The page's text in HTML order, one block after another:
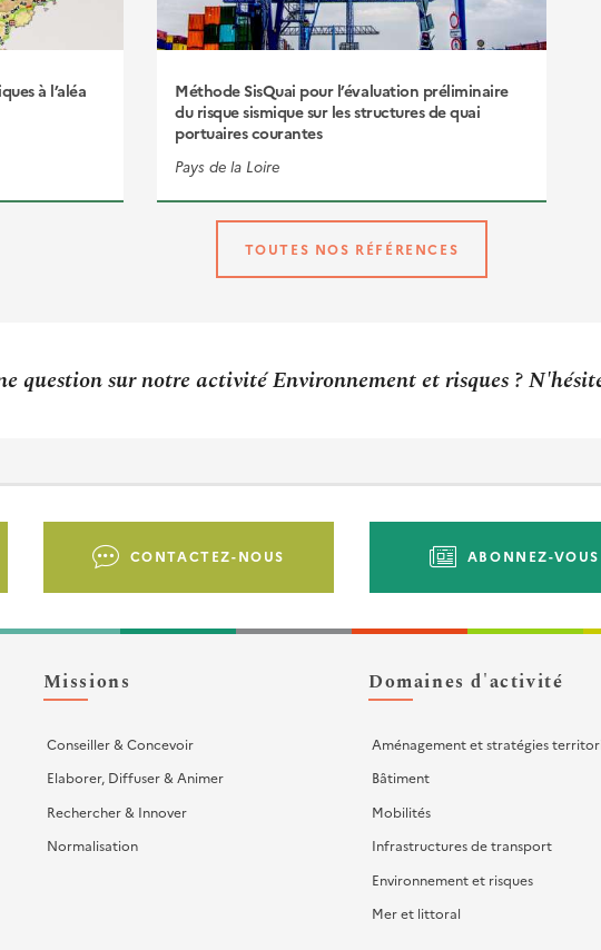
à l’aléa
Méthode SisQuai pour l’évaluation préliminaire
du risque sismique sur les structures de quai
portuaires courantes
Pays de la Loire
TOUTES NOS RÉFÉRENCES
question sur notre activité Environnement et risques ?
CONTACTEZ-NOUS ABONNEZ-VOUS
Missions
Conseiller & Concevoir
Elaborer, Diffuser & Animer
Rechercher & Innover
Normalisation
Domaines d'activité
Aménagement et stratégies
Bâtiment
Mobilités
Infrastructures de transport
Environnement et risques
Mer et littoral